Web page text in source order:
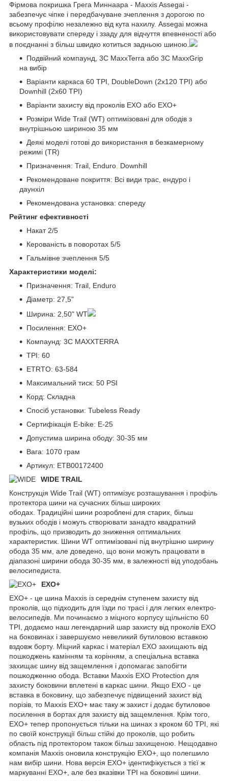
Фірмова покришка Грега Миннаара - Maxxis Assegai -
забезпечує чіпке і передбачуване зчеплення з дорогою по
всьому профілю незалежно від кута нахилу. Assegai можна
використовувати спереду і ззаду для відчуття впевненості або
в поєднанні з більш швидко котиться задньою шиною.
Подвійний компаунд, 3C MaxxTerra або 3C MaxxGrip
на вибір
Варіанти каркаса 60 TPI, DoubleDown (2x120 TPI) або
Downhill (2x60 TPI)
Варіанти захисту від проколів EXO або EXO+
Розміри Wide Trail (WT) оптимізовані для ободів з
внутрішньою шириною 35 мм
Деякі моделі готові до використання в безкамерному
режимі (TR)
Призначення: Trail, Enduro, Downhill
Рекомендоване покриття: Всі види трас, ендуро і
даунхіл
Рекомендована установка: спереду
Рейтинг ефективності
Накат 2/5
Керованість в поворотах 5/5
Гальмівне зчеплення 5/5
Характеристики моделі:
Призначення: Trail, Enduro
Діаметр: 27,5"
Ширина: 2,50" WT
Посилення: EXO+
Компаунд: 3C MAXXTERRA
TPI: 60
ETRTO: 63-584
Максимальний тиск: 50 PSI
Корд: Складна
Спосіб установки: Tubeless Ready
Сертифікація E-bike: E-25
Допустима ширина ободу: 30-35 мм
Вага: 1070 грам
Артикул: ETB00172400
WIDE TRAIL
Конструкція Wide Trail (WT) оптимізує розташування і профіль
протектора шини на сучасних більш широких
ободах. Традиційні шини розроблені для старих, більш
вузьких ободів і можуть створювати занадто квадратний
профіль, що призводить до зниження оптимальних
характеристик. Шини WT оптимізовані під внутрішню ширину
обода 35 мм, але доведено, що вони можуть працювати в
діапазоні ширини обода 30-35 мм, в залежності від уподобань
велосипедиста.
EXO+
EXO+ - це шина Maxxis із середнім ступенем захисту від
проколів, що підходить для їзди по трасі і для легких електро-
велосипедів. Ми починаємо з міцного корпусу щільністю 60
TPI, додаємо наш легендарний шар захисту від проколів EXO
на боковинах і завершуємо невеликий бутиловою вставкою
вздовж борту. Міцний каркас і матеріал EXO захищають від
пошкоджень камінням та корінням, а спеціальна вставка
захищає шину від защемлення і допомагає запобігти
пошкодженню обода. Вставки Maxxis EXO Protection для
захисту боковини вплетені в каркас шини. Якщо EXO - це
вставка в боковину, що забезпечує підвищений захист від
порізів, то Maxxis EXO+ має таку ж захист і додає бутиловое
посилення в бортах для захисту від защемлення. Крім того,
EXO+ тепер пропонується тільки на шинах з кроком 60 TPI, які
по своїй конструкції більш стійкі до проколів, що робить
область під протектором також більш захищеною. Нещодавно
компанія Maxxis оновила конструкцію EXO+, що полегшило
нам вибір шини. Нова версія EXO+ ідентифікується з тієї ж
маркуванні EXO+, але без вказівки TPI на боковині шини.